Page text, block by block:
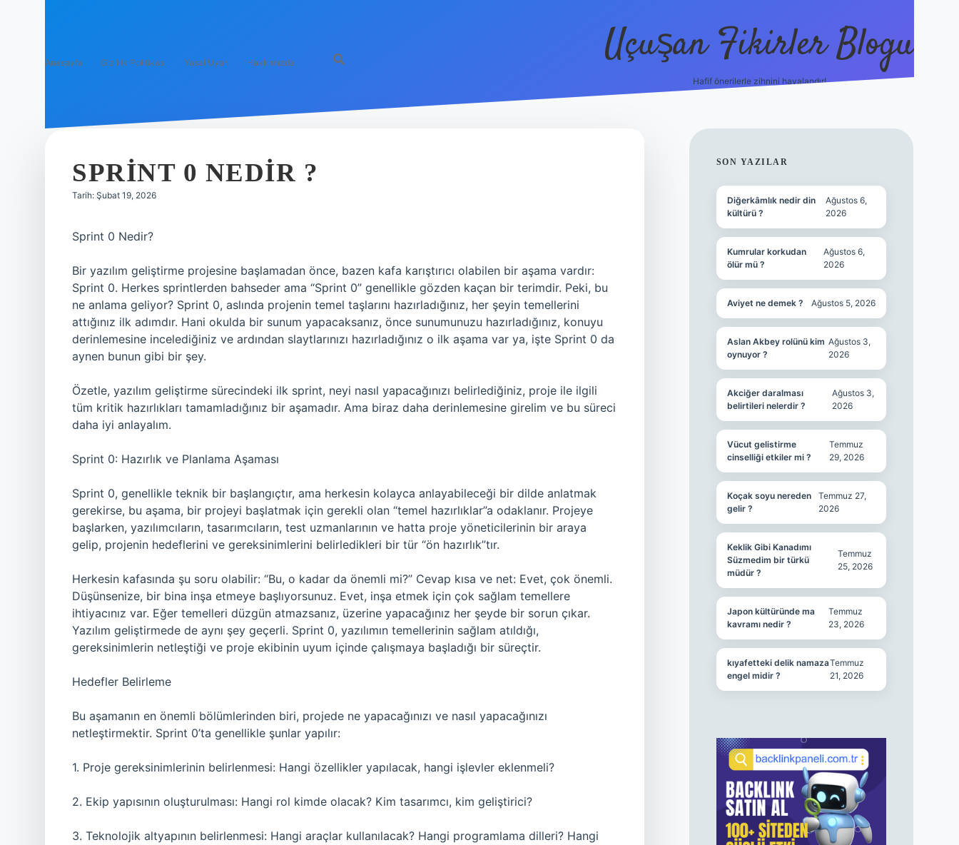
Anasayfa Gizlilik Politikası Yasal Uyarı Hakkımızda Uçuşan Fikirler Blogu
Hafif önerilerle zihnini havalandır!
SPRINT 0 NEDIR ?
Tarih: Şubat 19, 2026
Sprint 0 Nedir?
Bir yazılım geliştirme projesine başlamadan önce, bazen kafa karıştırıcı olabilen bir aşama vardır:
Sprint 0. Herkes sprintlerden bahseder ama “Sprint 0” genellikle gözden kaçan bir terimdir. Peki, bu
ne anlama geliyor? Sprint 0, aslında projenin temel taşlarını hazırladığınız, her şeyin temellerini
attığınız ilk adımdır. Hani okulda bir sunum yapacaksanız, önce sunumunuzu hazırladığınız, konuyu
derinlemesine incelediğiniz ve ardından slaytlarınızı hazırladığınız o ilk aşama var ya, işte Sprint 0 da
aynen bunun gibi bir şey.
Özetle, yazılım geliştirme sürecindeki ilk sprint, neyi nasıl yapacağınızı belirlediğiniz, proje ile ilgili
tüm kritik hazırlıkları tamamladığınız bir aşamadır. Ama biraz daha derinlemesine girelim ve bu süreci
daha iyi anlayalım.
Sprint 0: Hazırlık ve Planlama Aşaması
Sprint 0, genellikle teknik bir başlangıçtır, ama herkesin kolayca anlayabileceği bir dilde anlatmak
gerekirse, bu aşama, bir projeyi başlatmak için gerekli olan “temel hazırlıklar”a odaklanır. Projeye
başlarken, yazılımcıların, tasarımcıların, test uzmanlarının ve hatta proje yöneticilerinin bir araya
gelip, projenin hedeflerini ve gereksinimlerini belirledikleri bir tür “ön hazırlık”tır.
Herkesin kafasında şu soru olabilir: “Bu, o kadar da önemli mi?” Cevap kısa ve net: Evet, çok önemli.
Düşünsenize, bir bina inşa etmeye başlıyorsunuz. Evet, inşa etmek için çok sağlam temellere
ihtiyacınız var. Eğer temelleri düzgün atmazsanız, üzerine yapacağınız her şeyde bir sorun çıkar.
Yazılım geliştirmede de aynı şey geçerli. Sprint 0, yazılımın temellerinin sağlam atıldığı,
gereksinimlerin netleştiği ve proje ekibinin uyum içinde çalışmaya başladığı bir süreçtir.
Hedefler Belirleme
Bu aşamanın en önemli bölümlerinden biri, projede ne yapacağınızı ve nasıl yapacağınızı
netleştirmektir. Sprint 0’ta genellikle şunlar yapılır:
1. Proje gereksinimlerinin belirlenmesi: Hangi özellikler yapılacak, hangi işlevler eklenmeli?
2. Ekip yapısının oluşturulması: Hangi rol kimde olacak? Kim tasarımcı, kim geliştirici?
3. Teknolojik altyapının belirlenmesi: Hangi araçlar kullanılacak? Hangi programlama dilleri? Hangi
SIDEBAR
SON YAZILAR
Diğerkâmlık nedir din
kültürü ?
Ağustos 6,
2026
Kumrular korkudan
ölür mü ?
Ağustos 6,
2026
Aviyet ne demek ? Ağustos 5, 2026
Aslan Akbey rolünü kim
oynuyor ?
Ağustos 3,
2026
Akciğer daralması
belirtileri nelerdir ?
Ağustos 3,
2026
Vücut gelistirme
cinselliği etkiler mi ?
Temmuz
29, 2026
Koçak soyu nereden
gelir ?
Temmuz 27,
2026
Keklik Gibi Kanadımı
Süzmedim bir türkü
müdür ?
Temmuz
25, 2026
Japon kültüründe ma
kavramı nedir ?
Temmuz
23, 2026
kıyafetteki delik namaza
engel midir ?
Temmuz
21, 2026
hiltonbet güncel giriş